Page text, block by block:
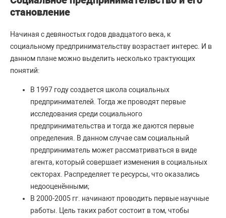
становление
Начиная с девяностых годов двадцатого века, к
социальному предпринимательству возрастает интерес. И в
данном плане можно выделить несколько трактующих
понятий:
В 1997 году создается школа социальных
предпринимателей. Тогда же проводят первые
исследования среди социального
предпринимательства и тогда же даются первые
определения. В данном случае сам социальный
предприниматель может рассматриваться в виде
агента, который совершает изменения в социальных
секторах. Распределяет те ресурсы, что оказались
недооценёнными;
В 2000-2005 гг. начинают проводить первые научные
работы. Цель таких работ состоит в том, чтобы